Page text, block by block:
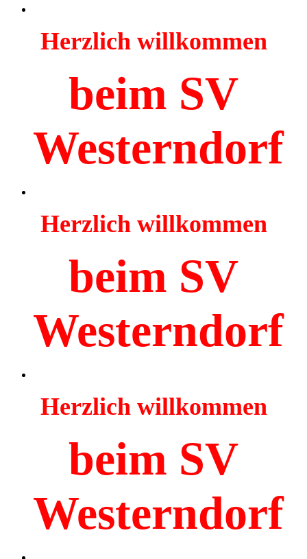
Herzlich willkommen
beim SV
Westerndorf
Herzlich willkommen
beim SV
Westerndorf
Herzlich willkommen
beim SV
Westerndorf